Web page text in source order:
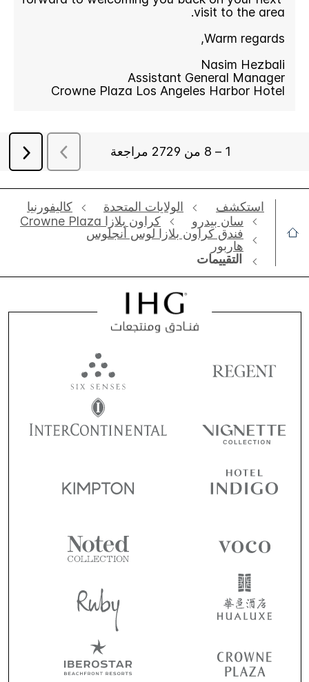
استكشف الولايات المتحدة
كاليفورنيا
سان بيدرو
‫‫كراون بلازا Crowne Plaza
فندق كراون بلازا لوس أنجلوس
هاربور
التقييمات